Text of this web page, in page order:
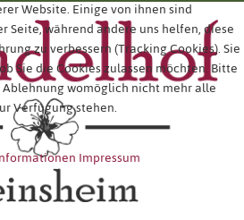
Website. Einige von ihnen sind
Seite, während andere uns helfen, diese
zu verbessern (Tracking Cookies). Sie
Sie die Cookies zulassen möchten. Bitte
womöglich nicht mehr alle
Verfügung stehen.
Impressum